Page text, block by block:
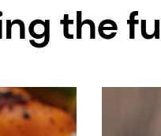
the